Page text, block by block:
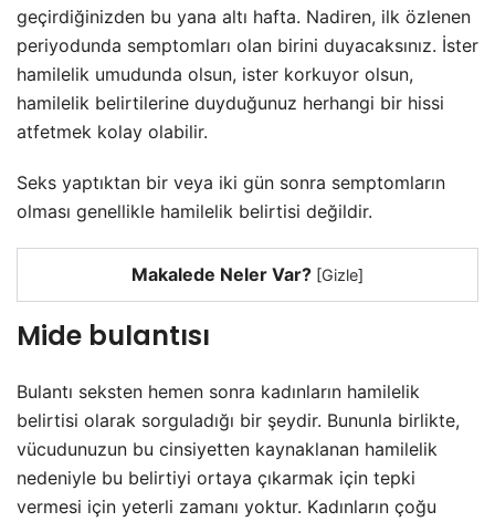
geçirdiğinizden bu yana altı hafta. Nadiren, ilk özlenen
periyodunda semptomları olan birini duyacaksınız. İster
hamilelik umudunda olsun, ister korkuyor olsun,
hamilelik belirtilerine duyduğunuz herhangi bir hissi
atfetmek kolay olabilir.
Seks yaptıktan bir veya iki gün sonra semptomların
olması genellikle hamilelik belirtisi değildir.
Makalede Neler Var? [Gizle]
Mide bulantısı
Bulantı seksten hemen sonra kadınların hamilelik
belirtisi olarak sorguladığı bir şeydir. Bununla birlikte,
vücudunuzun bu cinsiyetten kaynaklanan hamilelik
nedeniyle bu belirtiyi ortaya çıkarmak için tepki
vermesi için yeterli zamanı yoktur. Kadınların çoğu